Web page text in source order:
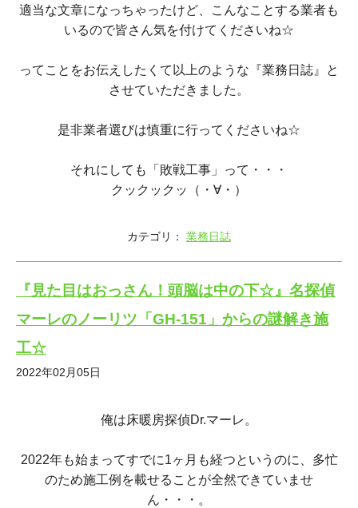
適当な文章になっちゃったけど、こんなことする業者も
いるので皆さん気を付けてくださいね☆
ってことをお伝えしたくて以上のような『業務日誌』と
させていただきました。
是非業者選びは慎重に行ってくださいね☆
それにしても「敗戦工事」って・・・
クックックッ（・∀・）
カテゴリ： 業務日誌
『見た目はおっさん！頭脳は中の下☆』名探偵
マーレのノーリツ「GH-151」からの謎解き施
工☆
2022年02月05日
俺は床暖房探偵Dr.マーレ。
2022年も始まってすでに1ヶ月も経つというのに、多忙
のため施工例を載せることが全然できていませ
ん・・・。